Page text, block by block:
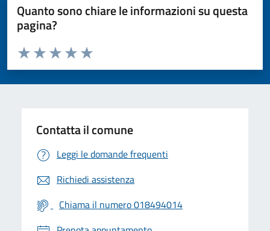
Quanto sono chiare le informazioni su questa
pagina?
Valuta da 1 a 5 stelle la pagina
Valuta 5 stelle su 5
Valuta 4 stelle su 5
Valuta 3 stelle su 5
Valuta 2 stelle su 5
Valuta 1 stelle su 5
Contatta il comune
Leggi le domande frequenti
Richiedi assistenza
Chiama il numero 018494014